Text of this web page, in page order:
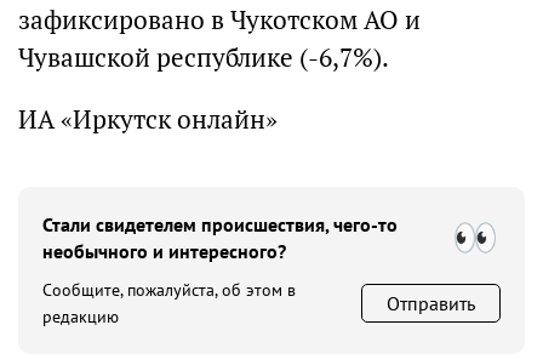
зафиксировано в Чукотском АО и
Чувашской республике (-6,7%).
ИА «Иркутск онлайн»
Стали свидетелем происшествия, чего-то
необычного и интересного?
Сообщите, пожалуйста, об этом в
редакцию
Отправить